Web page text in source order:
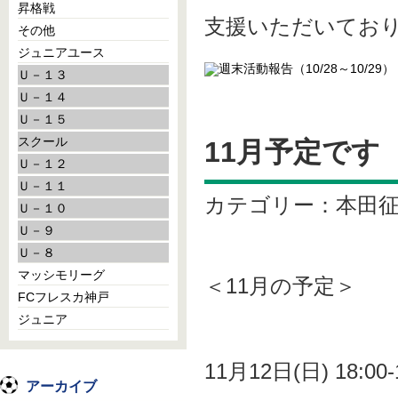
支援いただいてお
11月予定で
カテゴリー：本田
＜11月の予定＞
11月12日(日)
昇格戦
その他
ジュニアユース
Ｕ－１３
Ｕ－１４
Ｕ－１５
スクール
Ｕ－１２
Ｕ－１１
Ｕ－１０
Ｕ－９
Ｕ－８
マッシモリーグ
FCフレスカ神戸
ジュニア
アーカイブ